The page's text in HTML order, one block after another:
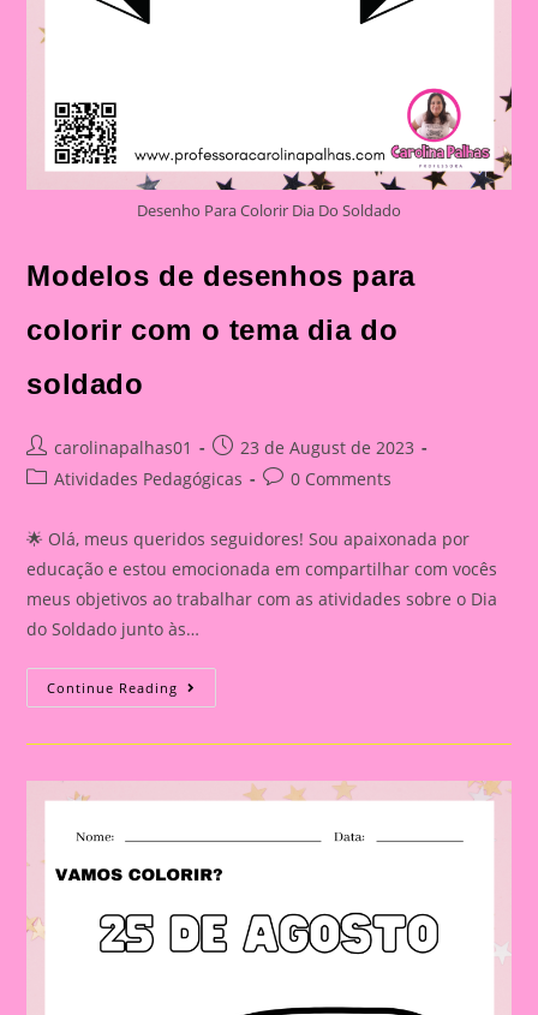
Desenho Para Colorir Dia Do Soldado
Modelos de desenhos para
colorir com o tema dia do
soldado
Post
author:
carolinapalhas01
Post
published:
23 de August de 2023
PostAtividades Pedagógicas
Post0 Comments
🌟 Olá, meus queridos seguidores! Sou apaixonada por
educação e estou emocionada em compartilhar com vocês
meus objetivos ao trabalhar com as atividades sobre o Dia
do Soldado junto às…
Continue Reading Modelos
De
Para
O
Tema
Do